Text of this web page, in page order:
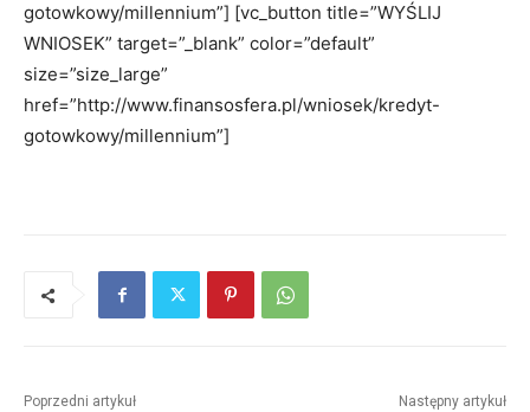
gotowkowy/millennium”] [vc_button title=”WYŚLIJ
WNIOSEK” target=”_blank” color=”default”
size=”size_large”
href=”http://www.finansosfera.pl/wniosek/kredyt-
gotowkowy/millennium”]
Poprzedni artykuł Następny artykuł